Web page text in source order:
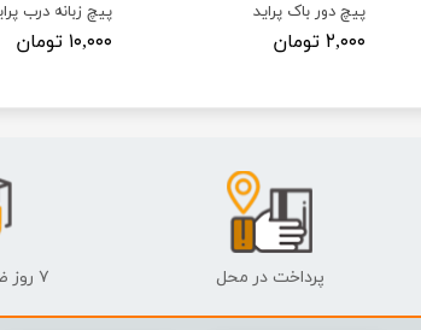
پیچ زبانه درب
۱۰,۰۰۰ تومان
پیچ دور باک پراید
۲,۰۰۰ تومان
پرداخت در محل ۷ روز ضمانت بازگشت